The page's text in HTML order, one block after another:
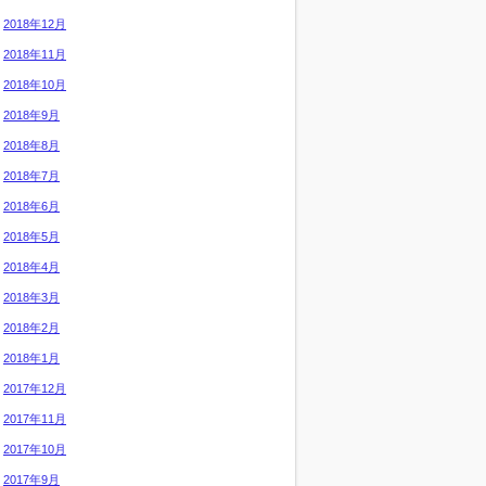
2018年12月
2018年11月
2018年10月
2018年9月
2018年8月
2018年7月
2018年6月
2018年5月
2018年4月
2018年3月
2018年2月
2018年1月
2017年12月
2017年11月
2017年10月
2017年9月